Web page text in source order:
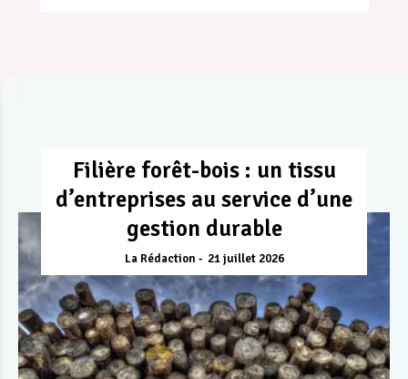
Filière forêt-bois : un tissu
d’entreprises au service d’une
gestion durable
La Rédaction 21 juillet 2026